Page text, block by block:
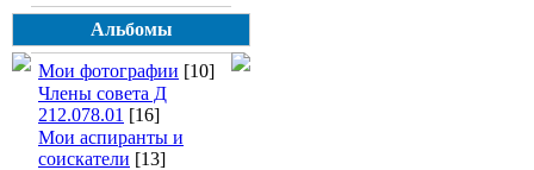
Альбомы
Мои фотографии [10]
Члены совета Д
212.078.01 [16]
Мои аспиранты и
соискатели [13]